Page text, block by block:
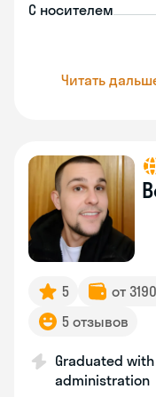
С носителем
Читать
5 от
5 отзывов
Graduated
administration